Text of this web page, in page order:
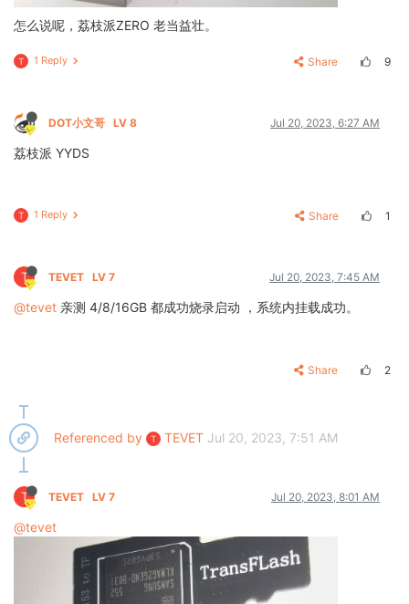
怎么说呢，荔枝派ZERO 老当益壮。
T 1 Reply Share 9
DOT小文哥 LV 8 Jul 20, 2023, 6:27 AM
荔枝派 YYDS
T 1 Reply Share 1
T TEVET LV 7 Jul 20, 2023, 7:45 AM
@tevet 亲测 4/8/16GB 都成功烧录启动 ，系统内挂载成功。
Share 2
Referenced by T TEVET Jul 20, 2023, 7:51 AM
T TEVET LV 7 Jul 20, 2023, 8:01 AM
@tevet